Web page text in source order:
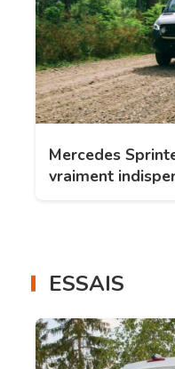
Mercedes
vraiment
ESSAIS